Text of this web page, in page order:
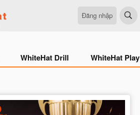
Đăng nhập
WhiteHat Drill WhiteHat